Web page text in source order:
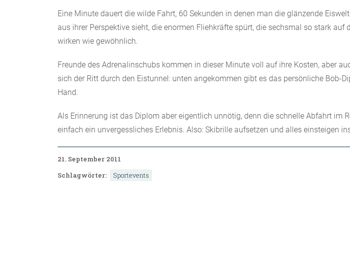
Eine Minute dauert die wilde Fahrt, 60 Sekunden in denen man die glänzende
aus ihrer Perspektive sieht, die enormen Fliehkräfte spürt, die sechsmal so stark auf
wirken wie gewöhnlich.
Freunde des Adrenalinschubs kommen in dieser Minute voll auf ihre Kosten, aber
sich der Ritt durch den Eistunnel: unten angekommen gibt es das persönliche Bob-
Hand.
Als Erinnerung ist das Diplom aber eigentlich unnötig, denn die schnelle Abfahrt im
einfach ein unvergessliches Erlebnis. Also: Skibrille aufsetzen und alles einsteigen
21. September 2011
Schlagwörter:
Sportevents